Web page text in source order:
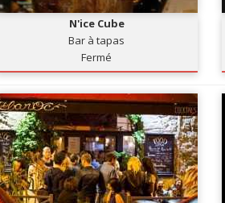
N'ice Cube
Bar à tapas
Fermé